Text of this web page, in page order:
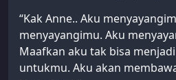
“Kak Anne.. Aku
menyayangimu. Aku
Maafkan aku tak bisa
untukmu. Aku akan